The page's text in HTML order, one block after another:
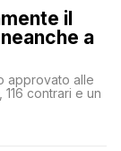
il
a
approvato alle
contrari e un